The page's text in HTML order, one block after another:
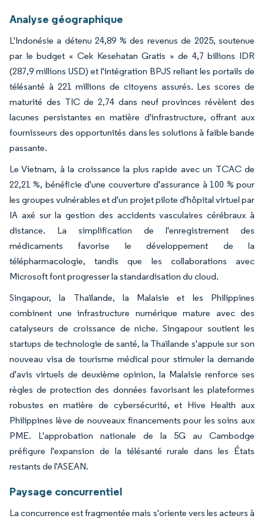
Analyse géographique
L'Indonésie a détenu 24,89 % des revenus de 2025, soutenue
par le budget « Cek Kesehatan Gratis » de 4,7 billions IDR
(287,9 millions USD) et l'intégration BPJS reliant les portails de
télésanté à 221 millions de citoyens assurés. Les scores de
maturité des TIC de 2,74 dans neuf provinces révèlent des
lacunes persistantes en matière d'infrastructure, offrant aux
fournisseurs des opportunités dans les solutions à faible bande
passante.
Le Vietnam, à la croissance la plus rapide avec un TCAC de
22,21 %, bénéficie d'une couverture d'assurance à 100 % pour
les groupes vulnérables et d'un projet pilote d'hôpital virtuel par
IA axé sur la gestion des accidents vasculaires cérébraux à
distance. La simplification de l'enregistrement des
médicaments favorise le développement de la
télépharmacologie, tandis que les collaborations avec
Microsoft font progresser la standardisation du cloud.
Singapour, la Thaïlande, la Malaisie et les Philippines
combinent une infrastructure numérique mature avec des
catalyseurs de croissance de niche. Singapour soutient les
startups de technologie de santé, la Thaïlande s'appuie sur son
nouveau visa de tourisme médical pour stimuler la demande
d'avis virtuels de deuxième opinion, la Malaisie renforce ses
règles de protection des données favorisant les plateformes
robustes en matière de cybersécurité, et Hive Health aux
Philippines lève de nouveaux financements pour les soins aux
PME. L'approbation nationale de la 5G au Cambodge
préfigure l'expansion de la télésanté rurale dans les États
restants de l'ASEAN.
Paysage concurrentiel
La concurrence est fragmentée mais s'oriente vers les acteurs à